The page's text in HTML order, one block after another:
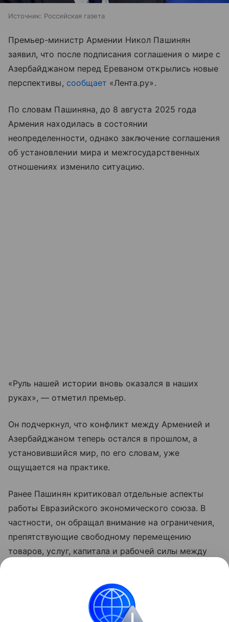
Источник: Российская газета
Премьер-министр Армении Никол Пашинян
заявил, что после подписания соглашения о мире с
Азербайджаном перед Ереваном открылись новые
перспективы, сообщает «Лента.ру».
По словам Пашиняна, до 8 августа 2025 года
Армения находилась в состоянии
неопределенности, однако заключение соглашения
об установлении мира и межгосударственных
отношениях изменило ситуацию.
«Руль нашей истории вновь оказался в наших
руках», — отметил премьер.
Он подчеркнул, что конфликт между Арменией и
Азербайджаном теперь остался в прошлом, а
установившийся мир, по его словам, уже
ощущается на практике.
Ранее Пашинян критиковал отдельные аспекты
работы Евразийского экономического союза. В
частности, он обращал внимание на ограничения,
препятствующие свободному перемещению
товаров, услуг, капитала и рабочей силы между
для бизнеса и эффективность интеграции.